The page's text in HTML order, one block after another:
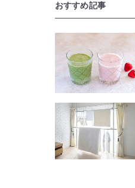
おすすめ記事